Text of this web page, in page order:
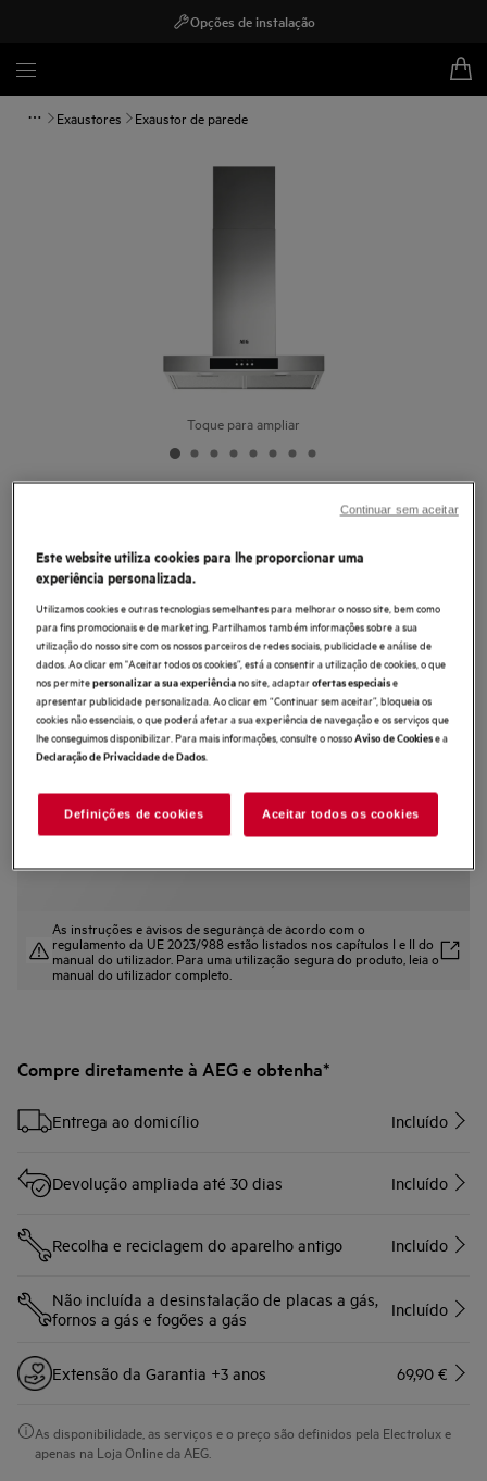
Opções de instalação
Exaustores Exaustor de parede
Toque para ampliar
dB(A)
Ficha de informação do produto
Benefícios
Exaustor série 5000 ExtractionTech Plus: Alto desempenho para ar mais
fresco na cozinha.
Assegure-se de que o ar da sua cozinha se mantém fresco com
ExtractionTech Plus.
Iluminação intensa e durável com a Pure Illumination.
O filtro de gordura que pode ir à máquina de lavar loiça e mantém o seu
As instruções e avisos de segurança de acordo com o
regulamento da UE 2023/988 estão listados nos capítulos I e II do
manual do utilizador. Para uma utilização segura do produto, leia o
manual do utilizador completo.
Compre diretamente à AEG e obtenha*
Entrega ao domicílio Incluído
Devolução ampliada até 30 dias Incluído
Recolha e reciclagem do aparelho antigo Incluído
Não incluída a desinstalação de placas a gás,
fornos a gás e fogões a gás
Incluído
Extensão da Garantia +3 anos 69,90 €
As disponibilidade, as serviços e o preço são definidos pela Electrolux e
apenas na Loja Online da AEG.
Este website utiliza cookies para lhe proporcionar uma
experiência personalizada.
Utilizamos cookies e outras tecnologias semelhantes para melhorar o nosso site, bem como
para fins promocionais e de marketing. Partilhamos também informações sobre a sua
utilização do nosso site com os nossos parceiros de redes sociais, publicidade e análise de
dados. Ao clicar em "Aceitar todos os cookies”, está a consentir a utilização de cookies, o que
nos permitepersonalizar a sua experiênciano site, adaptarofertas especiaise
apresentar publicidade personalizada. Ao clicar em “Continuar sem aceitar”, bloqueia os
cookies não essenciais, o que poderá afetar a sua experiência de navegação e os serviços que
lhe conseguimos disponibilizar. Para mais informações, consulte o nossoAviso de Cookiese a
Declaração de Privacidade de Dados.
Definições de cookies Aceitar todos os cookies
Continuar sem aceitar